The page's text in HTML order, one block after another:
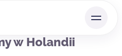
w Holandii